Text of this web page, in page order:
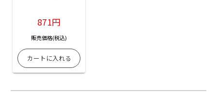
871円
販売価格(税込)